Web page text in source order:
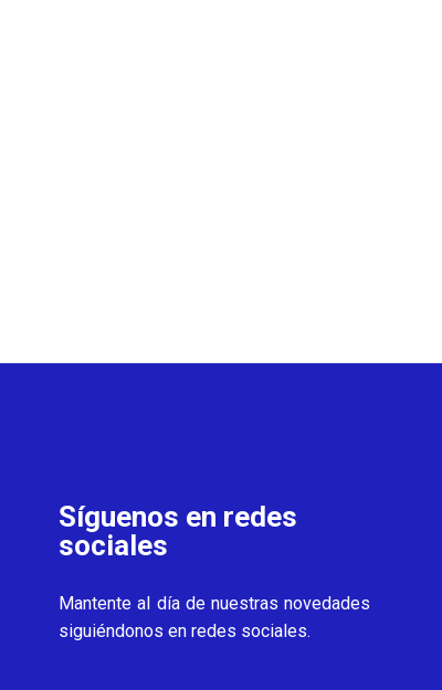
Síguenos en redes
sociales
Mantente al día de nuestras novedades
siguiéndonos en redes sociales.